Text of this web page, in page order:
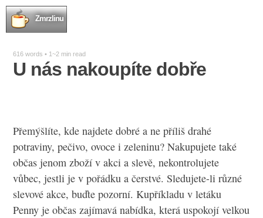
Zmrzlinu
616 words • 1~2 min read
U nás nakoupíte dobře
Přemýšlíte, kde najdete dobré a ne příliš drahé
potraviny, pečivo, ovoce i zeleninu? Nakupujete také
občas jenom zboží v akci a slevě, nekontrolujete
vůbec, jestli je v pořádku a čerstvé. Sledujete-li různé
slevové akce, buďte pozorní. Kupříkladu vletáku
Penny je občas zajímavá nabídka, která uspokojí velkou